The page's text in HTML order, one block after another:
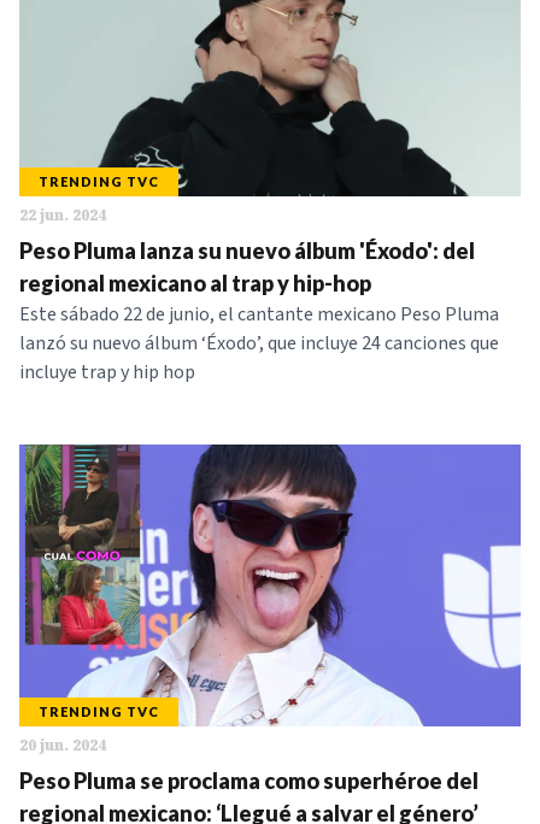
TRENDING TVC
22 jun. 2024
Peso Pluma lanza su nuevo álbum 'Éxodo': del
regional mexicano al trap y hip-hop
Este sábado 22 de junio, el cantante mexicano Peso Pluma
lanzó su nuevo álbum ‘Éxodo’, que incluye 24 canciones que
incluye trap y hip hop
TRENDING TVC
20 jun. 2024
Peso Pluma se proclama como superhéroe del
regional mexicano: ‘Llegué a salvar el género’